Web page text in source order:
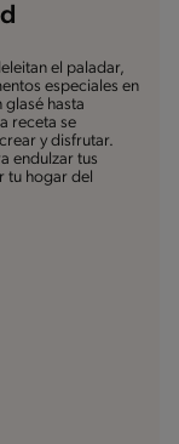
el paladar,
especiales en
hasta
receta se
y disfrutar.
endulzar tus
tu hogar del